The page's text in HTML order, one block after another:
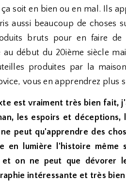
soit en bien ou en mal. Ils
aussi beaucoup de choses
bruts pour en faire de
au début du 20ième siècle
produites par la
vous en apprendrez plus
est vraiment très bien fait,
les espoirs et
peut qu'apprendre des
en lumière l'histoire
et on ne peut que dévorer
intéressante et très